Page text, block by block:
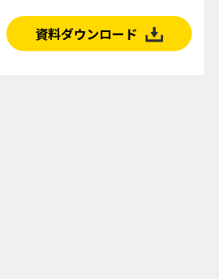
資料ダウンロード